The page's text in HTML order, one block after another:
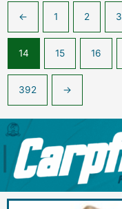
← 1 2 3
14 15 16
392 →